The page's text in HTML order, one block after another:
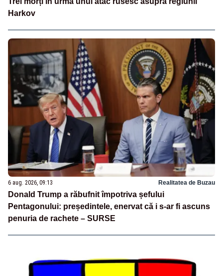
Harkov
6 aug. 2026, 09:13 Realitatea de Buzau
Donald Trump a răbufnit împotriva șefului
Pentagonului: președintele, enervat că i s-ar fi ascuns
penuria de rachete – SURSE